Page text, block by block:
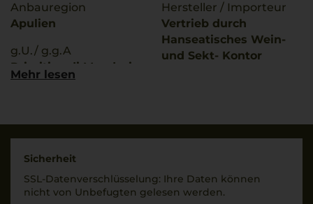
Anbauregion
Apulien
g.U./ g.g.A
Primitivo di Manduria
Trinktemperatur
18 °C
Alkoholgehalt
14 % Vol.
Hersteller / Importeur
Vertrieb durch
Hanseatisches Wein-
und Sekt- Kontor
Füllmenge
Mehr lesen
Sicherheit
SSL-Daten­verschlüs­selung: Ihre Daten können
nicht von Unbe­fugten gelesen werden.